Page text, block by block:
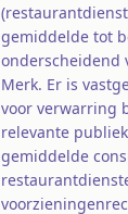
gemiddelde tot
onderscheidend
Merk. Er is
voor verwarring
relevante
gemiddelde